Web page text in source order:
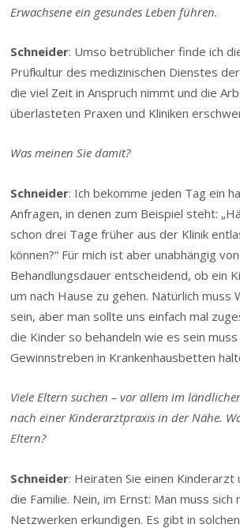
Erwachsene ein gesundes Leben führen.
Schneider: Umso betrüblicher finde ich
Prüfkultur des medizinischen Dienstes
die viel Zeit in Anspruch nimmt und die
überlasteten Praxen und Kliniken
Was meinen Sie damit?
Schneider: Ich bekomme jeden Tag ein
Anfragen, in denen zum Beispiel steht:
schon drei Tage früher aus der Klinik
können?“ Für mich ist aber unabhängig
Behandlungsdauer entscheidend, ob ein
um nach Hause zu gehen. Natürlich muss
sein, aber man sollte uns einfach mal
die Kinder so behandeln wie es sein
Gewinnstreben in Krankenhausbetten
Viele Eltern suchen – vor allem im
nach einer Kinderarztpraxis in der Nähe.
Eltern?
Schneider: Heiraten Sie einen Kinderarzt
die Familie. Nein, im Ernst: Man muss sich
Netzwerken erkundigen. Es gibt in